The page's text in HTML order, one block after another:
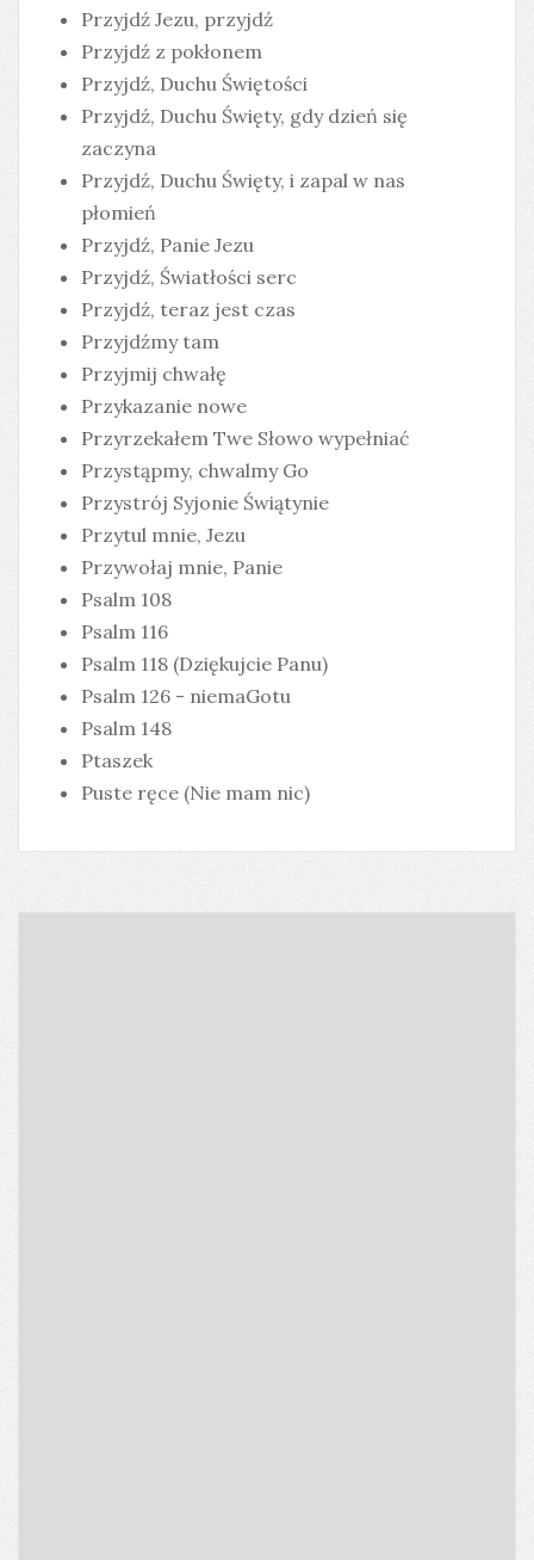
Przyjdź Jezu, przyjdź
Przyjdź z pokłonem
Przyjdź, Duchu Świętości
Przyjdź, Duchu Święty, gdy dzień się
zaczyna
Przyjdź, Duchu Święty, i zapal w nas
płomień
Przyjdź, Panie Jezu
Przyjdź, Światłości serc
Przyjdź, teraz jest czas
Przyjdźmy tam
Przyjmij chwałę
Przykazanie nowe
Przyrzekałem Twe Słowo wypełniać
Przystąpmy, chwalmy Go
Przystrój Syjonie Świątynie
Przytul mnie, Jezu
Przywołaj mnie, Panie
Psalm 108
Psalm 116
Psalm 118 (Dziękujcie Panu)
Psalm 126 - niemaGotu
Psalm 148
Ptaszek
Puste ręce (Nie mam nic)